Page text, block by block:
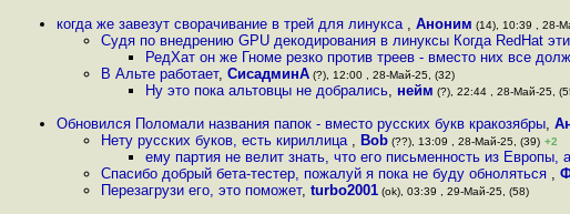
когда же завезут сворачивание в трей для линукса , Аноним (14), 10:39 , 28-
Судя по внедрению GPU декодирования в линуксы Когда RedHat
РедХат он же Гноме резко против треев - вместо них все
В Альте работает, СисадминА (?), 12:00 , 28-Май-25, (32)
Ну это пока альтовцы не добрались, нейм (?), 22:44 , 28-Май-25,
Обновился Поломали названия папок - вместо русских букв кракозябры,
Нету русских буков, есть кириллица , Bob (??), 13:09 , 28-Май-25, (39) +2
ему партия не велит знать, что его письменность из Европы,
Спасибо добрый бета-тестер, пожалуй я пока не буду обноляться ,
Перезагрузи его, это поможет, turbo2001 (ok), 03:39 , 29-Май-25, (58)